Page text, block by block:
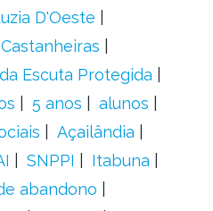
D'Oeste
Castanheiras
Escuta Protegida
5 anos
alunos
Açailândia
SNPPI
Itabuna
abandono